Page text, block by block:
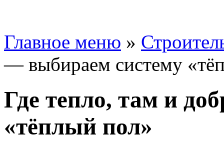
Главное меню »
— выбираем систему
Где тепло, там и
«тёплый пол»